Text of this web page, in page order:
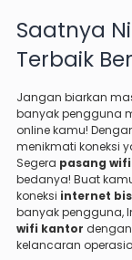
Saatnya
Terbaik
Jangan biarkan
banyak pengguna
online kamu!
menikmati koneksi
Segera pasang
bedanya! Buat
koneksi internet
banyak pengguna,
wifi kantor dengan
kelancaran